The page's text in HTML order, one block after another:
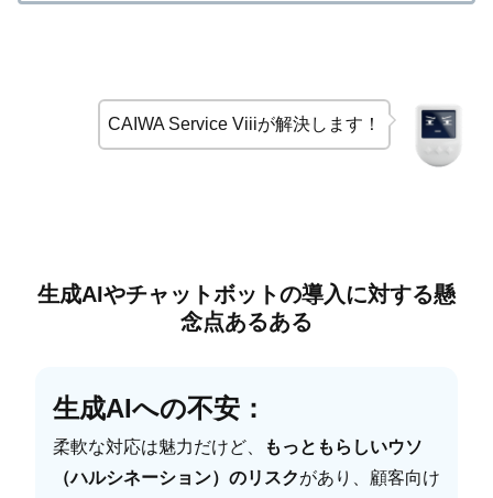
CAIWA Service Viiiが解決します！
生成AIやチャットボットの導入に対する懸
念点あるある
生成AIへの不安：
柔軟な対応は魅力だけど、
もっともらしいウソ
（ハルシネーション）のリスクがあり、顧客向け